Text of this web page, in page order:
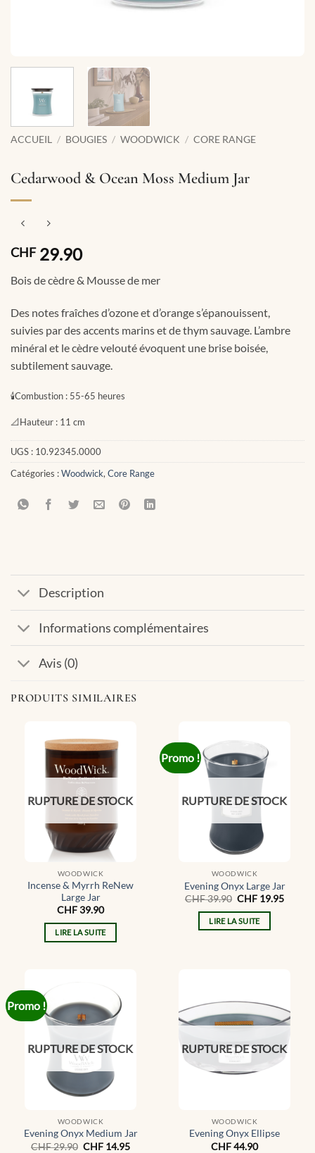
ACCUEIL / BOUGIES / WOODWICK / CORE RANGE
Cedarwood & Ocean Moss Medium Jar
CHF29.90
Bois de cèdre & Mousse de mer
Des notes fraîches d’ozone et d’orange s’épanouissent,
suivies par des accents marins et de thym sauvage. L’ambre
minéral et le cèdre velouté évoquent une brise boisée,
subtilement sauvage.
🕯Combustion : 55-65 heures
📐Hauteur : 11 cm
UGS : 10.92345.0000
Catégories :Woodwick,Core Range
Description
Informations complémentaires
Avis (0)
PRODUITS SIMILAIRES
RUPTURE DE STOCK
WOODWICK
Incense & Myrrh ReNew
Large Jar
CHF39.90
LIRE LA SUITE
Promo !
RUPTURE DE STOCK
WOODWICK
Evening Onyx Large Jar
CHF39.90 Le
initial
était :
CHF 19.95Le
LIRE LA SUITE
Promo !
RUPTURE DE STOCK
WOODWICK
Evening Onyx Medium Jar
CHF29.90 Le
CHF 14.95Le
RUPTURE DE STOCK
WOODWICK
Evening Onyx Ellipse
CHF44.90